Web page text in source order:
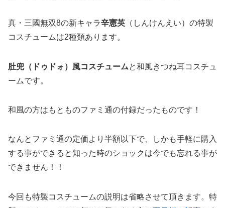
真・三國無双8の新キャラ辛憲英 （しんけんえい）の特製
コスチュームは2種類あります。
肚兜（ドゥドォ）風コスチュームと和風きつね耳コスチュ
ームです。
和風の方はもとものファミ通の付録だったものです！
なんとファミ通の定価より半額以下で、しかも手軽に購入
する事ができると知った時のショックは今でも忘れる事が
できません！！
今回も特製コスチュームの説明は省略させて頂きます。特